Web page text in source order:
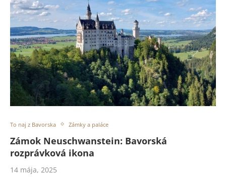
To naj z Bavorska Zámky a paláce
Zámok Neuschwanstein: Bavorská
rozprávková ikona
14 mája, 2025